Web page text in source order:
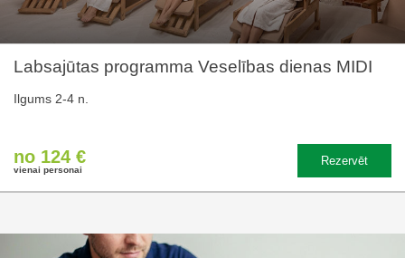
Labsajūtas programma Veselības dienas MIDI
Ilgums 2-4 n.
no 124 €
vienai personai
Rezervēt